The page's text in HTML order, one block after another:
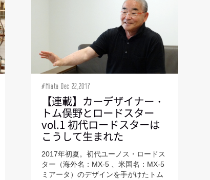
#Miata Dec 22,2017
【連載】カーデザイナー・
トム俣野とロードスター
vol.1 初代ロードスターは
こうして生まれた
2017年初夏。初代ユーノス・ロードス
ター（海外名：MX-5 、米国名：MX-5
ミアータ）のデザインを手がけたトム